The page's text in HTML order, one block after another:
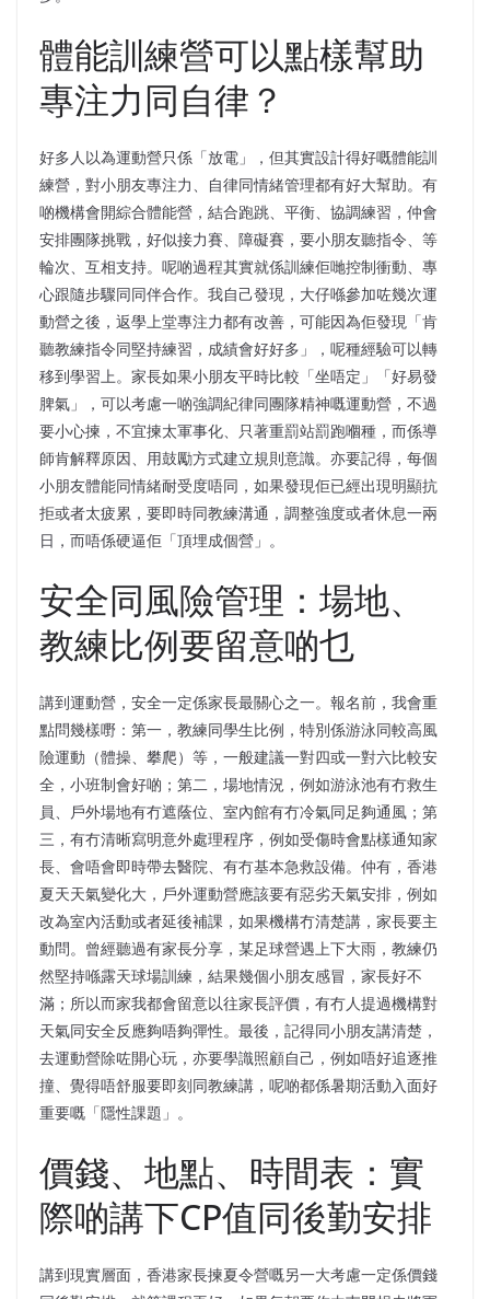
體能訓練營可以點樣幫助
專注力同自律？
好多人以為運動營只係「放電」，但其實設計得好嘅體能訓
練營，對小朋友專注力、自律同情緒管理都有好大幫助。有
啲機構會開綜合體能營，結合跑跳、平衡、協調練習，仲會
安排團隊挑戰，好似接力賽、障礙賽，要小朋友聽指令、等
輪次、互相支持。呢啲過程其實就係訓練佢哋控制衝動、專
心跟隨步驟同同伴合作。我自己發現，大仔喺參加咗幾次運
動營之後，返學上堂專注力都有改善，可能因為佢發現「肯
聽教練指令同堅持練習，成績會好好多」，呢種經驗可以轉
移到學習上。家長如果小朋友平時比較「坐唔定」「好易發
脾氣」，可以考慮一啲強調紀律同團隊精神嘅運動營，不過
要小心揀，不宜揀太軍事化、只著重罰站罰跑嗰種，而係導
師肯解釋原因、用鼓勵方式建立規則意識。亦要記得，每個
小朋友體能同情緒耐受度唔同，如果發現佢已經出現明顯抗
拒或者太疲累，要即時同教練溝通，調整強度或者休息一兩
日，而唔係硬逼佢「頂埋成個營」。
安全同風險管理：場地、
教練比例要留意啲乜
講到運動營，安全一定係家長最關心之一。報名前，我會重
點問幾樣嘢：第一，教練同學生比例，特別係游泳同較高風
險運動（體操、攀爬）等，一般建議一對四或一對六比較安
全，小班制會好啲；第二，場地情況，例如游泳池有冇救生
員、戶外場地有冇遮蔭位、室內館有冇冷氣同足夠通風；第
三，有冇清晰寫明意外處理程序，例如受傷時會點樣通知家
長、會唔會即時帶去醫院、有冇基本急救設備。仲有，香港
夏天天氣變化大，戶外運動營應該要有惡劣天氣安排，例如
改為室內活動或者延後補課，如果機構冇清楚講，家長要主
動問。曾經聽過有家長分享，某足球營遇上下大雨，教練仍
然堅持喺露天球場訓練，結果幾個小朋友感冒，家長好不
滿；所以而家我都會留意以往家長評價，有冇人提過機構對
天氣同安全反應夠唔夠彈性。最後，記得同小朋友講清楚，
去運動營除咗開心玩，亦要學識照顧自己，例如唔好追逐推
撞、覺得唔舒服要即刻同教練講，呢啲都係暑期活動入面好
重要嘅「隱性課題」。
價錢、地點、時間表：實
際啲講下CP值同後勤安排
講到現實層面，香港家長揀夏令營嘅另一大考慮一定係價錢